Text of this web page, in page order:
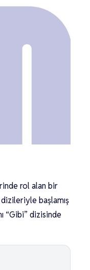
rol alan bir
başlamış
“Gibi” dizisinde